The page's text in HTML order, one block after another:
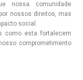
nossa comunidade
nossos direitos, mas
social.
como esta fortalecem
comprometimento